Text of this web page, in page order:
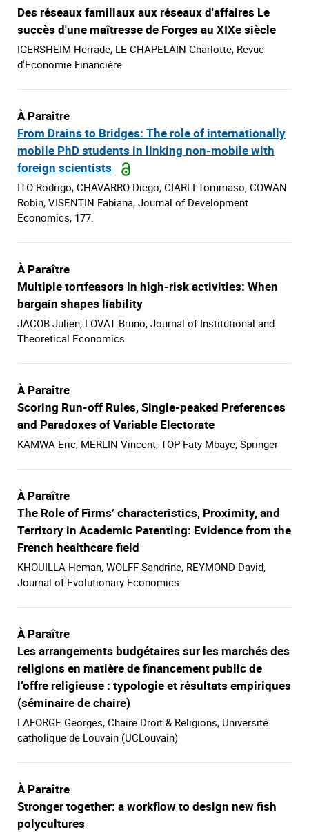
Des réseaux familiaux aux réseaux d'affaires Le
succès d'une maîtresse de Forges au XIXe siècle
IGERSHEIM Herrade, LE CHAPELAIN Charlotte, Revue
d'Economie Financière
À Paraître
From Drains to Bridges: The role of internationally
mobile PhD students in linking non-mobile with
foreign scientists
ITO Rodrigo, CHAVARRO Diego, CIARLI Tommaso, COWAN
Robin, VISENTIN Fabiana, Journal of Development
Economics, 177.
À Paraître
Multiple tortfeasors in high-risk activities: When
bargain shapes liability
JACOB Julien, LOVAT Bruno, Journal of Institutional and
Theoretical Economics
À Paraître
Scoring Run-off Rules, Single-peaked Preferences
and Paradoxes of Variable Electorate
KAMWA Eric, MERLIN Vincent, TOP Faty Mbaye, Springer
À Paraître
The Role of Firms’ characteristics, Proximity, and
Territory in Academic Patenting: Evidence from the
French healthcare field
KHOUILLA Heman, WOLFF Sandrine, REYMOND David,
Journal of Evolutionary Economics
À Paraître
Les arrangements budgétaires sur les marchés des
religions en matière de financement public de
l’offre religieuse : typologie et résultats empiriques
(séminaire de chaire)
LAFORGE Georges, Chaire Droit & Religions, Université
catholique de Louvain (UCLouvain)
À Paraître
Stronger together: a workflow to design new fish
polycultures